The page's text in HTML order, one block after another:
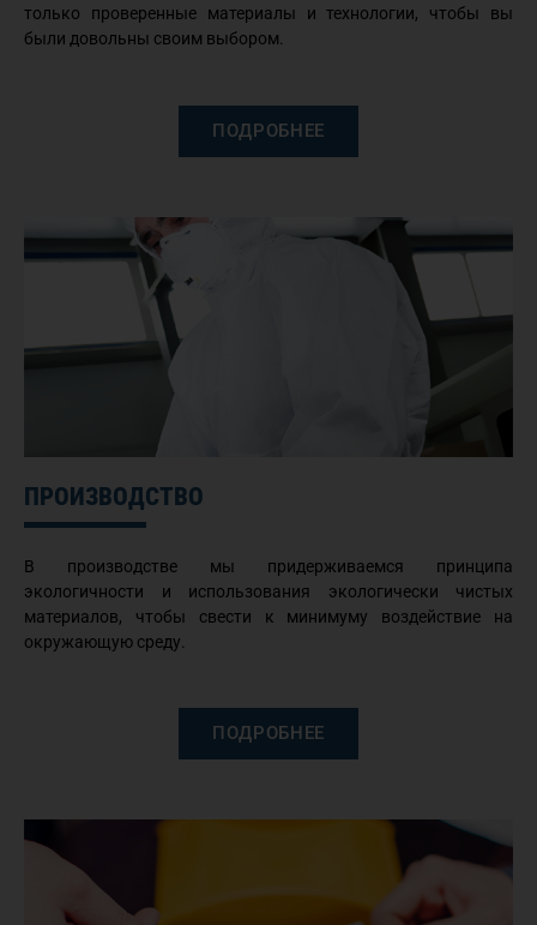
только проверенные материалы и технологии, чтобы вы
были довольны своим выбором.
ПОДРОБНЕЕ
ПРОИЗВОДСТВО
В производстве мы придерживаемся принципа
экологичности и использования экологически чистых
материалов, чтобы свести к минимуму воздействие на
окружающую среду.
ПОДРОБНЕЕ